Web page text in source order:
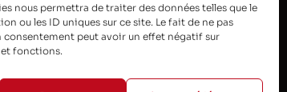
nous permettra de traiter des données telles que le
ou les ID uniques sur ce site. Le fait de ne pas
peut avoir un effet négatif sur
fonctions.